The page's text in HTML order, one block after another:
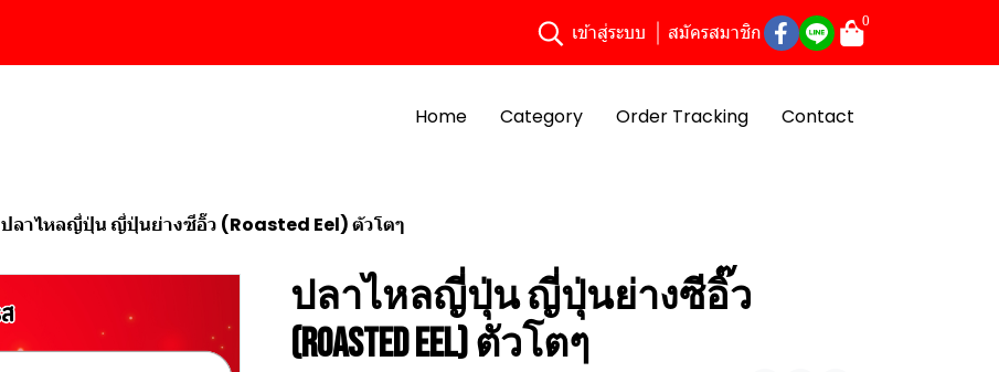
เข้าสู่ระบบ สมัครสมาชิก
0
Home Category Order Tracking Contact
ปลาไหลญี่ปุ่น ญี่ปุ่นย่างซีอิ๊ว (Roasted Eel) ตัวโตๆ
ปลาไหลญี่ปุ่น ญี่ปุ่นย่างซีอิ๊ว
(Roasted Eel) ตัวโตๆ